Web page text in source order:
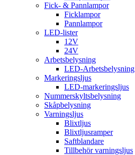
Fick- & Pannlampor
Ficklampor
Pannlampor
LED-lister
12V
24V
Arbetsbelysning
LED-Arbetsbelysning
Markeringsljus
LED-markeringsljus
Nummerskyltsbelysning
Skåpbelysning
Varningsljus
Blixtljus
Blixtljusramper
Saftblandare
Tillbehör varningsljus